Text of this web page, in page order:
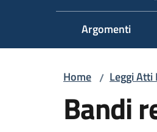
Argomenti
Home / Leggi Atti
Bandi